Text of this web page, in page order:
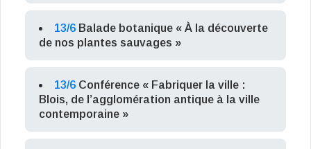
13/6 Balade botanique « À la découverte
de nos plantes sauvages »
13/6 Conférence « Fabriquer la ville :
Blois, de l’agglomération antique à la ville
contemporaine »